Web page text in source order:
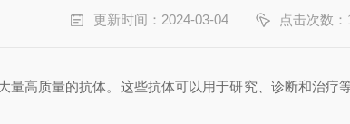
更新时间：2024-03-04 点击次数：
高质量的抗体。这些抗体可以用于研究、诊断和治